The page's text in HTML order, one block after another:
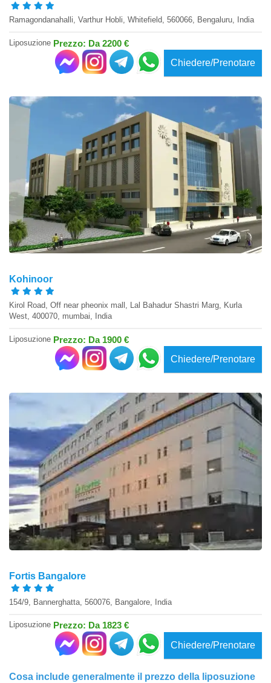
Ramagondanahalli, Varthur Hobli, Whitefield, 560066, Bengaluru, India
Liposuzione Prezzo: Da 2200 €
Chiedere/Prenotare
Kohinoor
Kirol Road, Off near pheonix mall, Lal Bahadur Shastri Marg, Kurla
West, 400070, mumbai, India
Liposuzione Prezzo: Da 1900 €
Chiedere/Prenotare
Fortis Bangalore
154/9, Bannerghatta, 560076, Bangalore, India
Liposuzione Prezzo: Da 1823 €
Chiedere/Prenotare
Cosa include generalmente il prezzo della liposuzione